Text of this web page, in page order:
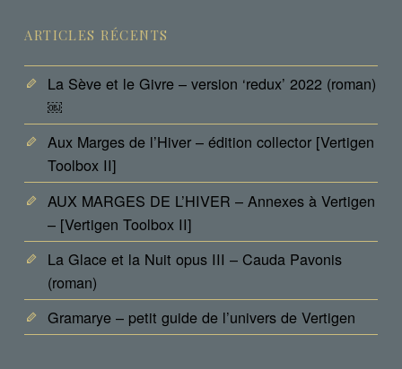
ARTICLES RÉCENTS
La Sève et le Givre – version ‘redux’ 2022 (roman)
￼
Aux Marges de l’Hiver – édition collector [Vertigen
Toolbox II]
AUX MARGES DE L’HIVER – Annexes à Vertigen
– [Vertigen Toolbox II]
La Glace et la Nuit opus III – Cauda Pavonis
(roman)
Gramarye – petit guide de l’univers de Vertigen